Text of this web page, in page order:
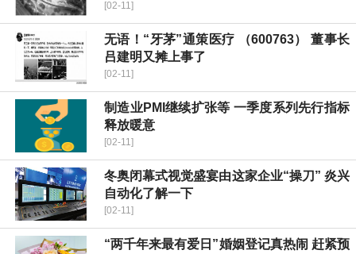
[02-11]
无语！“牙茅”通策医疗 （600763） 董事长
吕建明又摊上事了
[02-11]
制造业PMI继续扩张等 一季度系列先行指标
释放暖意
[02-11]
冬奥闭幕式视觉盛宴由这家企业“操刀” 炎兴
自动化了解一下
[02-11]
“两千年来最有爱日”婚姻登记真热闹 赶紧预